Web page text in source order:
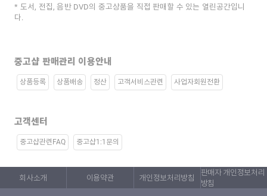
도서, 전집, 음반 DVD의 중고상품을 직접 판매할 수 있는 열린공간입니
다.
중고샵 판매관리 이용안내
상품등록 상품배송 정산 고객서비스관련 사업자회원전환
고객센터
중고샵관련FAQ 중고샵1:1문의
회사소개 이용약관 개인정보처리방침
판매자 개인정보처리
방침